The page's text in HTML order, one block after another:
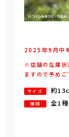
2025年9 月中
※店舗の在庫状
ますので予めご
サイズ 約
種類 全1種